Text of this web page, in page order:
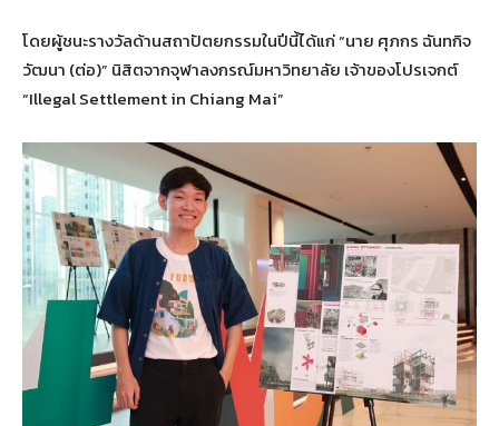
โดยผู้ชนะรางวัลด้านสถาปัตยกรรมในปีนี้ได้แก่ “นาย ศุภกร ฉันทกิจ
วัฒนา (ต่อ)” นิสิตจากจุฬาลงกรณ์มหาวิทยาลัย เจ้าของโปรเจกต์
“Illegal Settlement in Chiang Mai”